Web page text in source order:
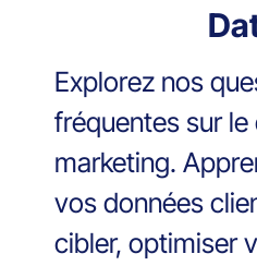
Explorez nos
fréquentes sur le
marketing.
vos données
cibler, optimiser